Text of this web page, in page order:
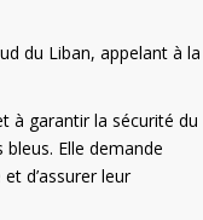
du Liban, appelant à la
à garantir la sécurité du
Elle demande
d’assurer leur